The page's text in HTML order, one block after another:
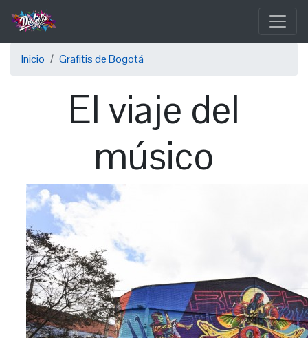
Pasar
contenido
principalSobrescribir
navegación
Inicio Grafitis de Bogotá
El viaje del
músico